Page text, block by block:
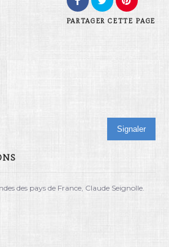
PARTAGER CETTE PAGE
Signaler
des pays de France, Claude Seignolle.